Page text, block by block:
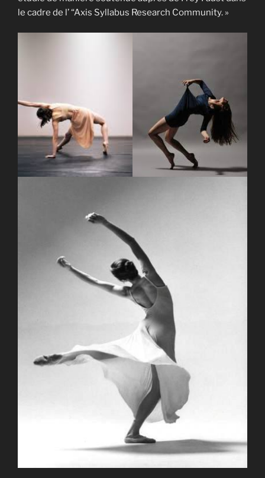
le cadre de l’ “Axis Syllabus Research Community. »